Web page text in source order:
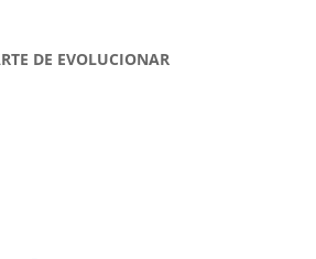
DE EVOLUCIONAR